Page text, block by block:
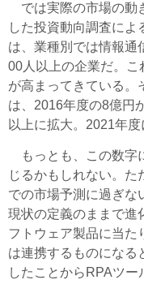
では実際の市場の動
した投資動向調査に
は、業種別では情報通
00人以上の企業だ。こ
が高まってきている。
は、2016年度の8億円
以上に拡大。2021年
もっとも、この数字
じるかもしれない。た
での市場予測に過ぎな
現状の定義のままで進
フトウェア製品に当た
は連携するものになる
したことからRPAツ